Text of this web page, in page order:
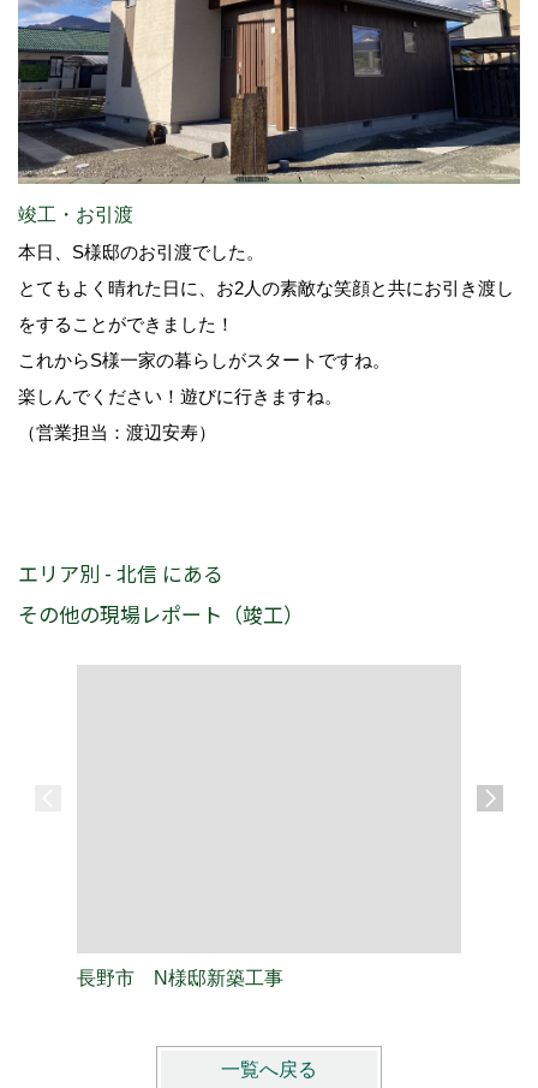
竣工・お引渡
本日、S様邸のお引渡でした。
とてもよく晴れた日に、お2人の素敵な笑顔と共にお引き渡し
をすることができました！
これからS様一家の暮らしがスタートですね。
楽しんでください！遊びに行きますね。
（営業担当：渡辺安寿）
エリア別 - 北信 にある
その他の現場レポート（竣工）
長野市 N様邸新築工事
一覧へ戻る